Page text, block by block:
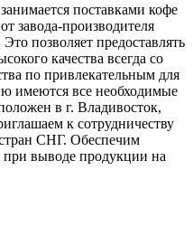
поставками кофе
завода-производителя
позволяет предоставлять
качества всегда со
по привлекательным для
имеются все необходимые
в г. Владивосток,
к сотрудничеству
СНГ. Обеспечим
выводе продукции на